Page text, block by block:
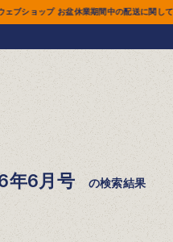
に関して ▶ 😀 ウェブショップ お盆休業
年6月号 の検索結果